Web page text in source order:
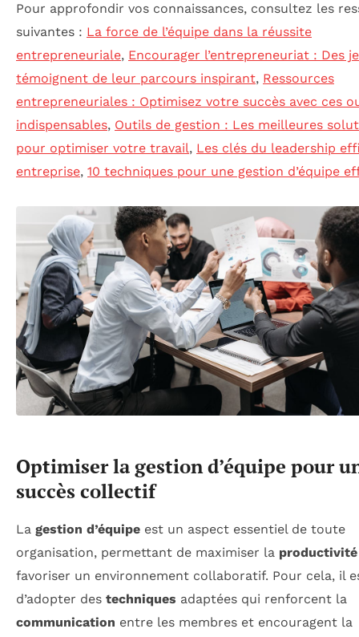
Pour approfondir vos connaissances, consultez les
suivantes : La force de l’équipe dans la réussite
entrepreneuriale, Encourager l’entrepreneuriat : Des
témoignent de leur parcours inspirant, Ressources
entrepreneuriales : Optimisez votre succès avec ces
indispensables, Outils de gestion : Les meilleures
pour optimiser votre travail, Les clés du leadership
entreprise, 10 techniques pour une gestion d’équipe
Optimiser la gestion d’équipe pour
succès collectif
La gestion d’équipe est un aspect essentiel de toute
organisation, permettant de maximiser la productivité
favoriser un environnement collaboratif. Pour cela, il
d’adopter des techniques adaptées qui renforcent la
communication entre les membres et encouragent la